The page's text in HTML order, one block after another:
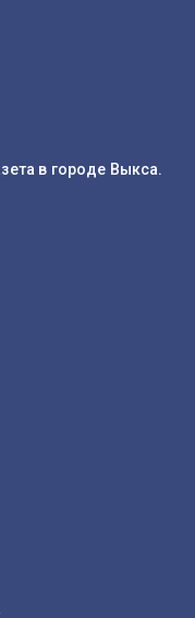
в городе Выкса.